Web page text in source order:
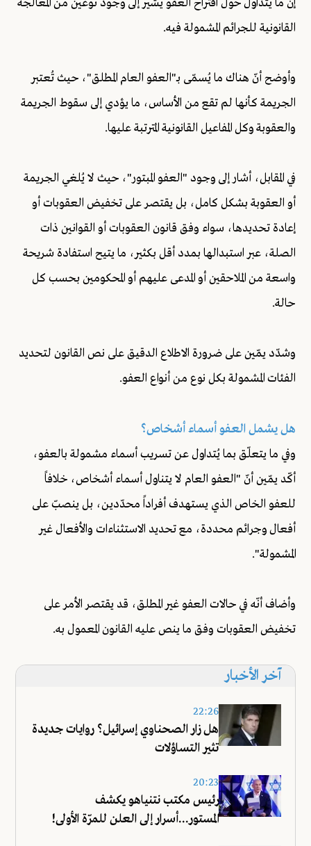
إنّ ما يُتداول حول اقتراح العفو يشير إلى وجود نوعين من المعالجة
القانونية للجرائم المشمولة فيه.
وأوضح أنّ هناك ما يُسمّى بـ"العفو العام المطلق"، حيث تُعتبر
الجريمة كأنها لم تقع من الأساس، ما يؤدي إلى سقوط الجريمة
والعقوبة وكل المفاعيل القانونية المترتبة عليها.
في المقابل، أشار إلى وجود "العفو المبتور"، حيث لا يُلغي الجريمة
أو العقوبة بشكل كامل، بل يقتصر على تخفيض العقوبات أو
إعادة تحديدها، سواء وفق قانون العقوبات أو القوانين ذات
الصلة، عبر استبدالها بمدد أقل بكثير، ما يتيح استفادة شريحة
واسعة من الملاحقين أو المدعى عليهم أو المحكومين بحسب كل
حالة.
وشدّد يمّين على ضرورة الاطلاع الدقيق على نص القانون لتحديد
الفئات المشمولة بكل نوع من أنواع العفو.
هل يشمل العفو أسماء أشخاص؟
وفي ما يتعلّق بما يُتداول عن تسريب أسماء مشمولة بالعفو،
أكّد يمّين أنّ "العفو العام لا يتناول أسماء أشخاص، خلافاً
للعفو الخاص الذي يستهدف أفراداً محدّدين، بل ينصبّ على
أفعال وجرائم محددة، مع تحديد الاستثناءات والأفعال غير
المشمولة".
وأضاف أنّه في حالات العفو غير المطلق، قد يقتصر الأمر على
تخفيض العقوبات وفق ما ينص عليه القانون المعمول به.
آخر الأخبار
22:26
هل زار الصحناوي إسرائيل؟ روايات جديدة
تثير التساؤلات
20:23
رئيس مكتب نتنياهو يكشف
المستور...أسرار إلى العلن للمرّة الأولى!